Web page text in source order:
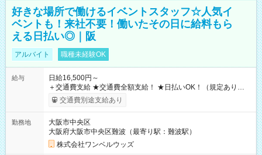
好きな場所で働けるイベントスタッフ☆人気イ
ベントも！来社不要！働いたその日に給料もら
える日払い◎｜阪
アルバイト 職種未経験OK
給与
日給16,500円～
＋交通費支給 ★交通費全額支給！ ★日払いOK！（規定あり） ┗
働いたその日に現金GET♪ お仕事後はコンビニATMから 日払
交通費別途支給あり
勤務地
大阪市中央区
大阪府大阪市中央区難波（最寄り駅：難波駅）
株式会社ワンベルウッズ